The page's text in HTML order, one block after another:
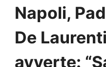
Napoli,
De
avverte: